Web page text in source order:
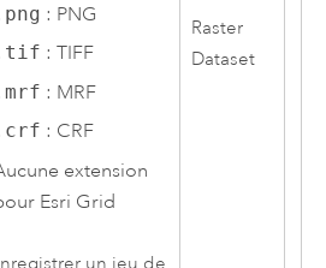
: PNG
: TIFF
: MRF
: CRF
extension
Esri Grid
Raster
Dataset